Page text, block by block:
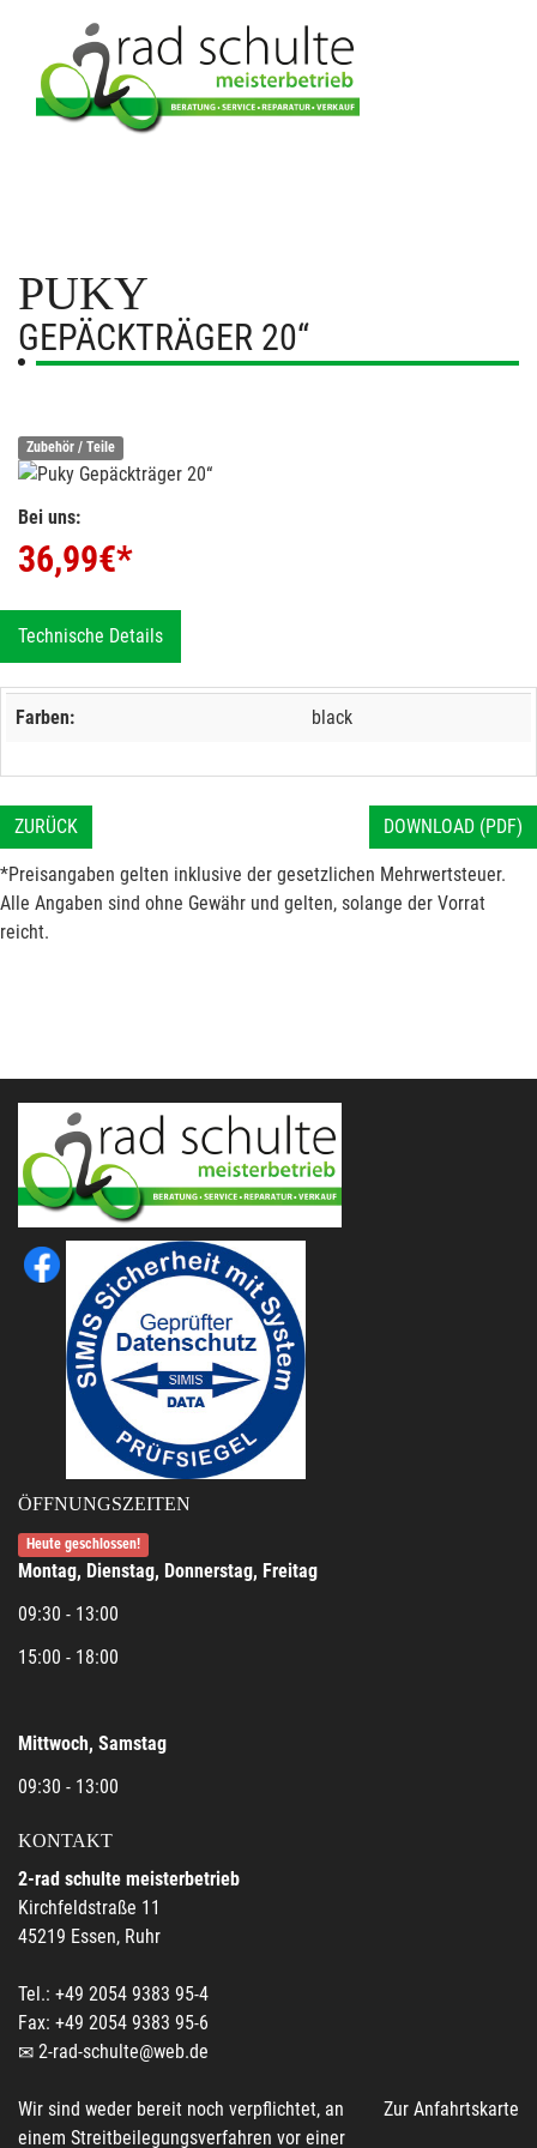
PUKY
GEPÄCKTRÄGER 20“
Zubehör / Teile
Bei uns:
36,99€*
Technische Details
Farben: black
ZURÜCK DOWNLOAD (PDF)
*Preisangaben gelten inklusive der gesetzlichen Mehrwertsteuer.
Alle Angaben sind ohne Gewähr und gelten, solange der Vorrat
reicht.
ÖFFNUNGSZEITEN
Heute geschlossen!
Montag, Dienstag, Donnerstag, Freitag
09:30 - 13:00
15:00 - 18:00
Mittwoch, Samstag
09:30 - 13:00
KONTAKT
2-rad schulte meisterbetrieb
Kirchfeldstraße 11
45219 Essen, Ruhr
Tel.: +49 2054 9383 95-4
Fax: +49 2054 9383 95-6
2-rad-schulte@web.de
Zur Anfahrtskarte
Wir sind weder bereit noch verpflichtet, an
einem Streitbeilegungsverfahren vor einer